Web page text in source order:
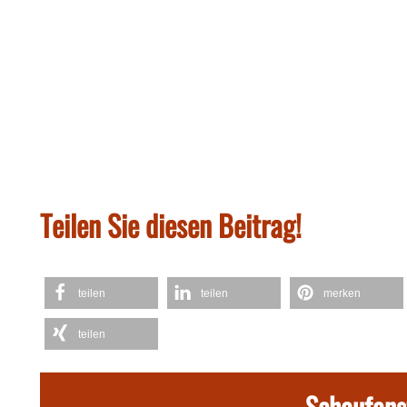
Teilen Sie diesen Beitrag!
teilen teilen merken
teilen